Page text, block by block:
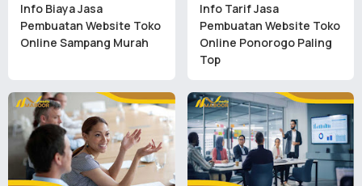
Info Biaya Jasa
Pembuatan Website Toko
Online Sampang Murah
Info Tarif Jasa
Pembuatan Website Toko
Online Ponorogo Paling
Top